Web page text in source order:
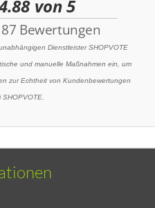
Dienstleister SHOPVOTE
und manuelle Maßnahmen ein, um
zur Echtheit von Kundenbewertungen